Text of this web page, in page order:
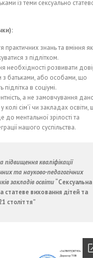
із теми сексуально
практичних знань та вміння
з підлітком.
необхідності розвивати
з батьками, або особами, що
підлітка в соціумі.
а не замовчування
колі сім’ї чи закладах освіти,
до ментальної зрілості та
нашого суспільства.
підвищення кваліфікації
та науково-педагогічних
закладів освіти“Сексуальна
статеве виховання дітей та
століття”